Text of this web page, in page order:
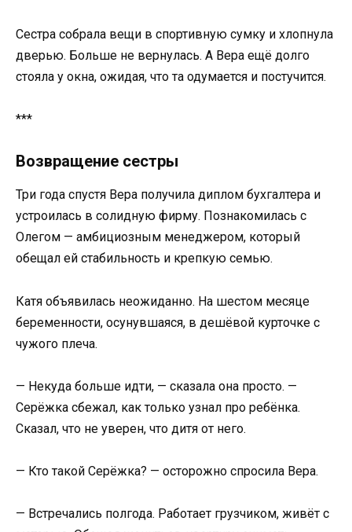
Сестра собрала вещи в спортивную сумку и хлопнула
дверью. Больше не вернулась. А Вера ещё долго
стояла у окна, ожидая, что та одумается и постучится.
***
Возвращение сестры
Три года спустя Вера получила диплом бухгалтера и
устроилась в солидную фирму. Познакомилась с
Олегом — амбициозным менеджером, который
обещал ей стабильность и крепкую семью.
Катя объявилась неожиданно. На шестом месяце
беременности, осунувшаяся, в дешёвой курточке с
чужого плеча.
— Некуда больше идти, — сказала она просто. —
Серёжка сбежал, как только узнал про ребёнка.
Сказал, что не уверен, что дитя от него.
— Кто такой Серёжка? — осторожно спросила Вера.
— Встречались полгода. Работает грузчиком, живёт с